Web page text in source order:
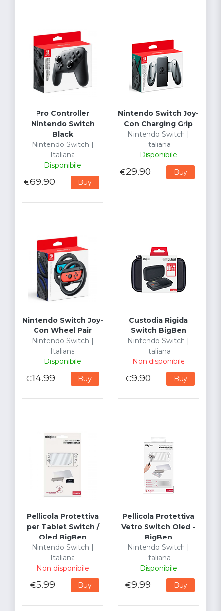
Pro Controller
Nintendo Switch
Black
Nintendo Switch |
Italiana
Disponibile
€69.90 Buy
Nintendo Switch Joy-
Con Charging Grip
Nintendo Switch |
Italiana
Disponibile
€29.90 Buy
Nintendo Switch Joy-
Con Wheel Pair
Nintendo Switch |
Italiana
Disponibile
€14.99 Buy
Custodia Rigida
Switch BigBen
Nintendo Switch |
Italiana
Non disponibile
€9.90 Buy
Pellicola Protettiva
per Tablet Switch /
Oled BigBen
Nintendo Switch |
Italiana
Non disponibile
€5.99 Buy
Pellicola Protettiva
Vetro Switch Oled -
BigBen
Nintendo Switch |
Italiana
Disponibile
€9.99 Buy